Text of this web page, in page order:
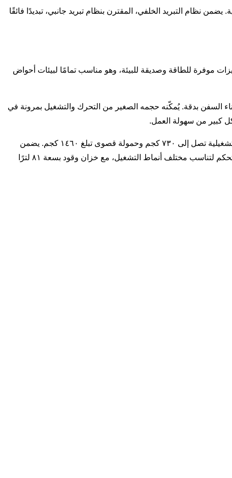
نظام التبريد الخلفي، المقترن بنظام تبريد جانبي، تبديدًا فائقًا
واط، و2650 دورة في الدقيقة)، ويوفر قوة قوية مع ميزات موفرة للطاقة وصديقة للبيئة، وهو مناسب تمامًا لبيئات أحواض
متطلبات الارتفاع الخاصة بأحواض بناء السفن بدقة. يُمكّنه حجمه الصغير من التحرك والتشغيل بمرونة في
كبير من سهولة العمل.
٥. تصميم عملي وأداء تشغيل ممتاز: يتميز هذا اللودر بسعة دلو تبلغ ٠.٤٧ متر مكعب وضغط تشغيل يبلغ ١٨٠ بار، مما يُمكّنه من رفع حمولة تشغيلية تصل إلى ٧٣٠ كجم وحمولة قصوى تبلغ ١٤٦٠ كجم. يضمن
نظام الرفع الشعاعي وزمن الدورة الكامل البالغ ١٠.٢ ثانية كفاءة عالية في مناولة المواد. كما يوفر خيارات تحكم يدوية أو باستخدام عصا التحكم لتناسب مختلف أنماط التشغيل، مع خزان وقود بسعة ٨١ لترًا